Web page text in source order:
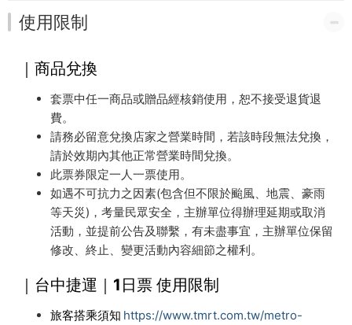
使用限制
｜商品兌換
套票中任一商品或贈品經核銷使用，恕不接受退貨退
費。
請務必留意兌換店家之營業時間，若該時段無法兌換，
請於效期內其他正常營業時間兌換。
此票券限定一人一票使用。
如遇不可抗力之因素(包含但不限於颱風、地震、豪雨
等天災)，考量民眾安全，主辦單位得辦理延期或取消
活動，並提前公告及聯繫，有未盡事宜，主辦單位保留
修改、終止、變更活動內容細節之權利。
｜台中捷運｜1日票 使用限制
旅客搭乘須知 https://www.tmrt.com.tw/metro-